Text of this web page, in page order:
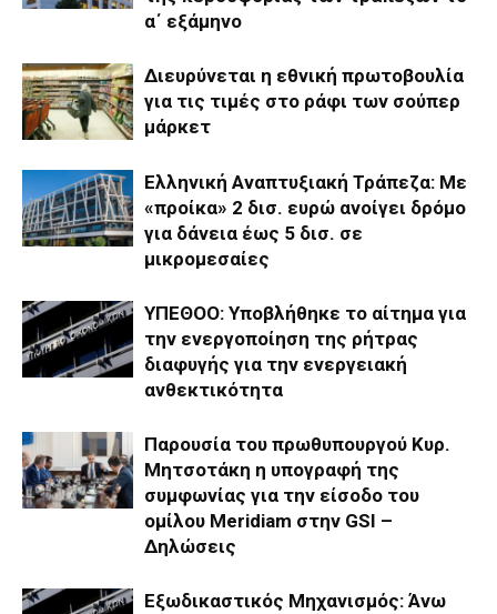
α΄ εξάμηνο
Διευρύνεται η εθνική πρωτοβουλία
για τις τιμές στο ράφι των σούπερ
μάρκετ
Ελληνική Αναπτυξιακή Τράπεζα: Με
«προίκα» 2 δισ. ευρώ ανοίγει δρόμο
για δάνεια έως 5 δισ. σε
μικρομεσαίες
ΥΠΕΘΟΟ: Υποβλήθηκε το αίτημα για
την ενεργοποίηση της ρήτρας
διαφυγής για την ενεργειακή
ανθεκτικότητα
Παρουσία του πρωθυπουργού Κυρ.
Μητσοτάκη η υπογραφή της
συμφωνίας για την είσοδο του
ομίλου Meridiam στην GSI –
Δηλώσεις
Εξωδικαστικός Μηχανισμός: Άνω